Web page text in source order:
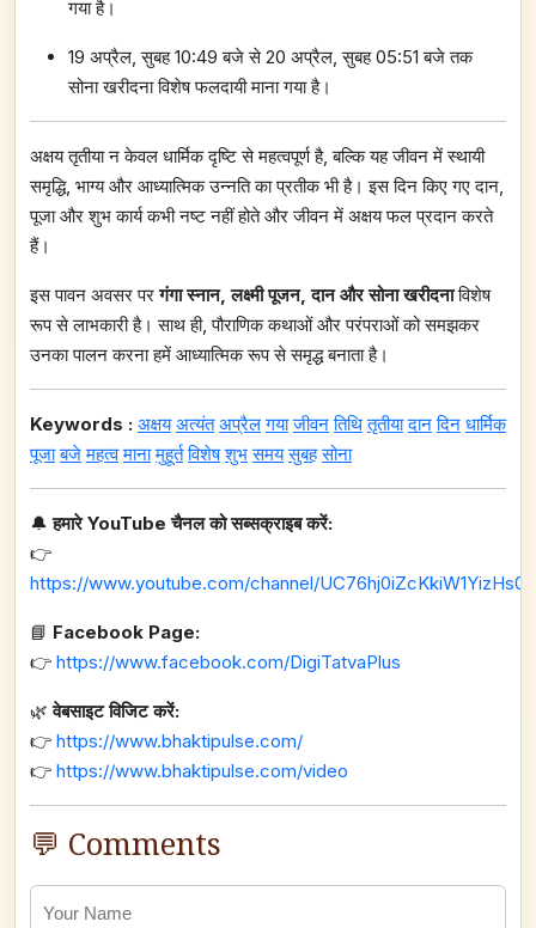
गया है।
19 अप्रैल, सुबह 10:49 बजे से 20 अप्रैल, सुबह 05:51 बजे तक
सोना खरीदना विशेष फलदायी माना गया है।
अक्षय तृतीया न केवल धार्मिक दृष्टि से महत्वपूर्ण है, बल्कि यह जीवन में स्थायी
समृद्धि, भाग्य और आध्यात्मिक उन्नति का प्रतीक भी है। इस दिन किए गए दान,
पूजा और शुभ कार्य कभी नष्ट नहीं होते और जीवन में अक्षय फल प्रदान करते
हैं।
इस पावन अवसर परगंगा स्नान, लक्ष्मी पूजन, दान और सोना खरीदनाविशेष
रूप से लाभकारी है। साथ ही, पौराणिक कथाओं और परंपराओं को समझकर
उनका पालन करना हमें आध्यात्मिक रूप से समृद्ध बनाता है।
Keywords : अक्षय अत्यंत अप्रैल गया जीवन तिथि तृतीया दान दिन धार्मिक
पूजा बजे महत्व माना मुहूर्त विशेष शुभ समय सुबह सोना
🔔हमारे YouTube चैनल को सब्सक्राइब करें:
👉
https://www.youtube.com/channel/
📘 Facebook Page:
👉 https://www.facebook.com/DigiTatvaPlus
🌿वेबसाइट विजिट करें:
👉 https://www.bhaktipulse.com/
👉 https://www.bhaktipulse.com/video
💬 Comments